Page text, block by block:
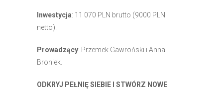
Inwestycja: 11 070 PLN brutto (9000 PLN
netto).
Prowadzący: Przemek Gawroński i Anna
Broniek.
ODKRYJ PEŁNIĘ SIEBIE I STWÓRZ NOWE